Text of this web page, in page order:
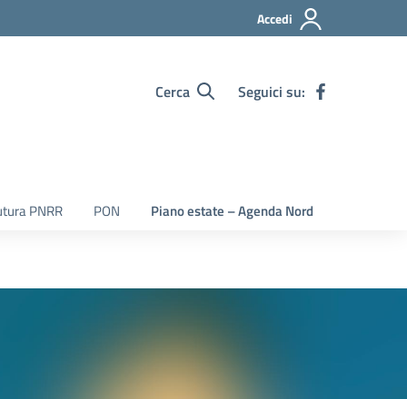
Accedi
Cerca Seguici su:
PNRR PON Piano estate – Agenda Nord